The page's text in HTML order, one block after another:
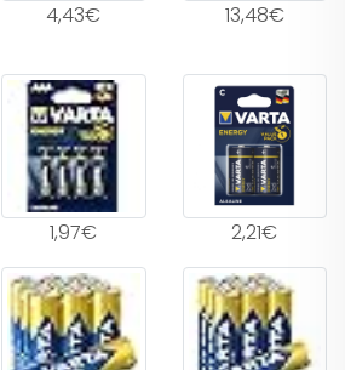
4,43€ 13,48€
1,97€ 2,21€